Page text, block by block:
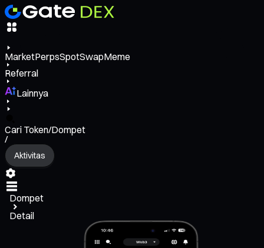
MarketPerpsSpotSwapMeme
Referral
Lainnya
Cari Token/Dompet
/
Aktivitas
Dompet
Detail